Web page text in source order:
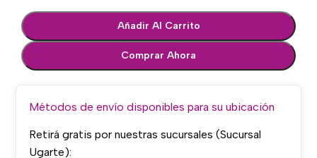
Añadir Al Carrito
Comprar Ahora
Métodos de envío disponibles para su ubicación
Retirá gratis por nuestras sucursales (Sucursal
Ugarte):